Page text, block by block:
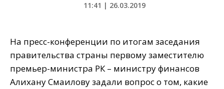
11:41 | 26.03.2019
На пресс-конференции по итогам заседания
правительства страны первому заместителю
премьер-министра РК – министру финансов
Алихану Смаилову задали вопрос о том, какие